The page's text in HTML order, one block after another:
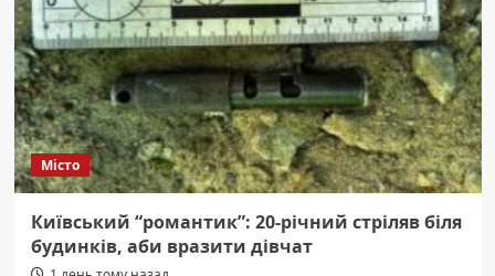
Місто
Київський “романтик”: 20-річний стріляв біля
будинків, аби вразити дівчат